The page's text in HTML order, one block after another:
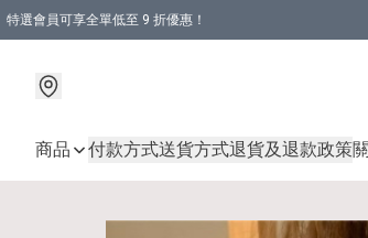
特選會員可享全單低至 9 折優惠！
商品 付款方式送貨方式退貨及退款政策